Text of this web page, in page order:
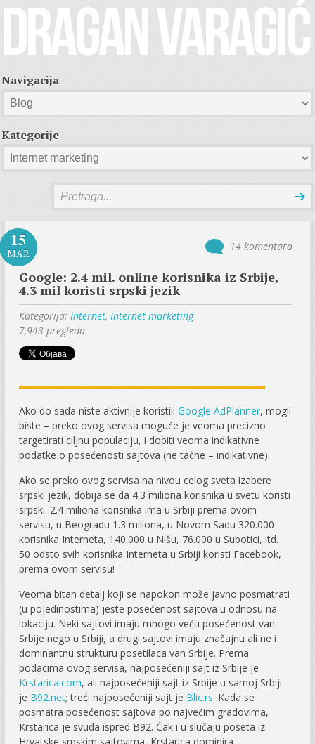
Navigacija
Kategorije
15
MAR
14 komentara
Google: 2.4 mil. online korisnika iz Srbije,
4.3 mil koristi srpski jezik
Kategorija: Internet, Internet marketing
7,943 pregleda
Ako do sada niste aktivnije koristiliGoogle AdPlanner, mogli
biste – preko ovog servisa moguće je veoma precizno
targetirati ciljnu populaciju, i dobiti veoma indikativne
podatke o posećenosti sajtova (ne tačne – indikativne).
Ako se preko ovog servisa na nivou celog sveta izabere
srpski jezik, dobija se da 4.3 miliona korisnika u svetu koristi
srpski. 2.4 miliona korisnika ima u Srbiji prema ovom
servisu, u Beogradu 1.3 miliona, u Novom Sadu 320.000
korisnika Interneta, 140.000 u Nišu, 76.000 u Subotici, itd.
50 odsto svih korisnika Interneta u Srbiji koristi Facebook,
prema ovom servisu!
Veoma bitan detalj koji se napokon može javno posmatrati
(u pojedinostima) jeste posećenost sajtova u odnosu na
lokaciju. Neki sajtovi imaju mnogo veću posećenost van
Srbije nego u Srbiji, a drugi sajtovi imaju značajnu ali ne i
dominantnu strukturu posetilaca van Srbije. Prema
podacima ovog servisa, najposećeniji sajt iz Srbije je
Krstarica.com, ali najposećeniji sajt iz Srbije u samoj Srbiji
je B92.net; treći najposećeniji sajt je Blic.rs. Kada se
posmatra posećenost sajtova po najvećim gradovima,
Krstarica je svuda ispred B92. Čak i u slučaju poseta iz
Hrvatske srpskim sajtovima, Krstarica dominira.